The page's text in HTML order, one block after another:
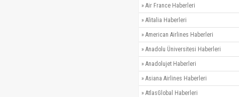
» Air France Haberleri
» Alitalia Haberleri
» American Airlines Haberleri
» Anadolu Üniversitesi Haberleri
» Anadolujet Haberleri
» Asiana Airlines Haberleri
» AtlasGlobal Haberleri